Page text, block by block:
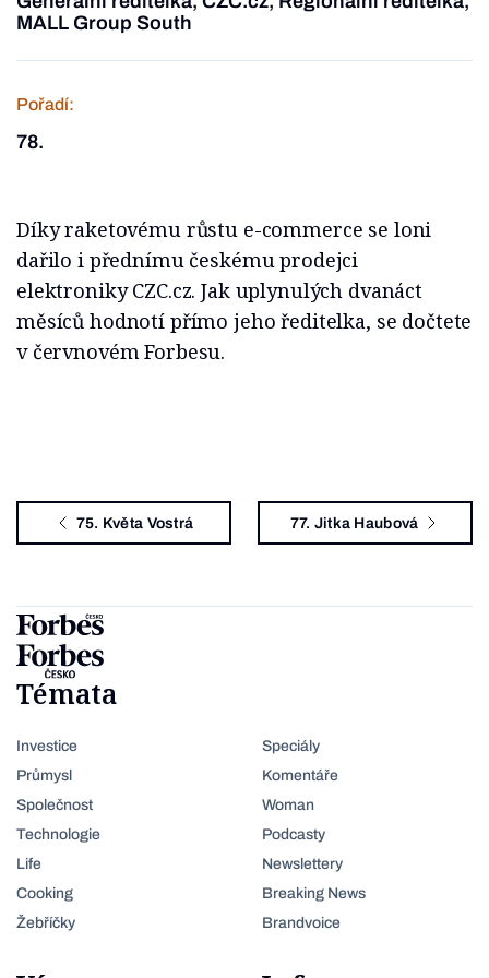
MALL Group South
Pořadí:
78.
Díky raketovému růstu e-commerce se loni
dařilo i přednímu českému prodejci
elektroniky CZC.cz. Jak uplynulých dvanáct
měsíců hodnotí přímo jeho ředitelka, se dočtete
v červnovém Forbesu.
75. Květa Vostrá 77. Jitka Haubová
Témata
Investice
Průmysl
Společnost
Technologie
Life
Cooking
Žebříčky
Speciály
Komentáře
Woman
Podcasty
Newslettery
Breaking News
Brandvoice